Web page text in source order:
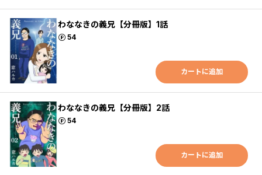
わななきの義兄【分冊版】1話
54
ポイント
カートに追加
わななきの義兄【分冊版】2話
54
ポイント
カートに追加